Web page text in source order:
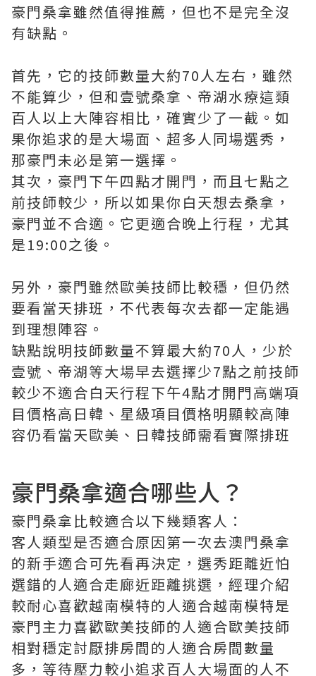
豪門桑拿雖然值得推薦，但也不是完全沒
有缺點。
首先，它的技師數量大約70人左右，雖然
不能算少，但和壹號桑拿、帝湖水療這類
百人以上大陣容相比，確實少了一截。如
果你追求的是大場面、超多人同場選秀，
那豪門未必是第一選擇。
其次，豪門下午四點才開門，而且七點之
前技師較少，所以如果你白天想去桑拿，
豪門並不合適。它更適合晚上行程，尤其
是19:00之後。
另外，豪門雖然歐美技師比較穩，但仍然
要看當天排班，不代表每次去都一定能遇
到理想陣容。
缺點說明技師數量不算最大約70人，少於
壹號、帝湖等大場早去選擇少7點之前技師
較少不適合白天行程下午4點才開門高端項
目價格高日韓、星級項目價格明顯較高陣
容仍看當天歐美、日韓技師需看實際排班
豪門桑拿適合哪些人？
豪門桑拿比較適合以下幾類客人：
客人類型是否適合原因第一次去澳門桑拿
的新手適合可先看再決定，選秀距離近怕
選錯的人適合走廊近距離挑選，經理介紹
較耐心喜歡越南模特的人適合越南模特是
豪門主力喜歡歐美技師的人適合歐美技師
相對穩定討厭排房間的人適合房間數量
多，等待壓力較小追求百人大場面的人不